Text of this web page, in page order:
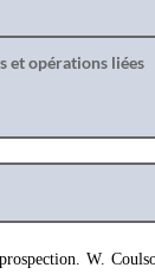
et opérations liées
W.